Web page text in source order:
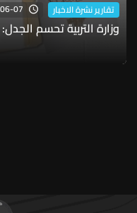
تقارير نشرة الاخبار 07
وزارة التربية تحسم